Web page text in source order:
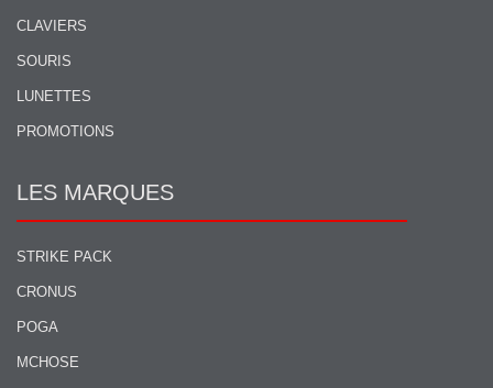
CLAVIERS
SOURIS
LUNETTES
PROMOTIONS
LES MARQUES
STRIKE PACK
CRONUS
POGA
MCHOSE